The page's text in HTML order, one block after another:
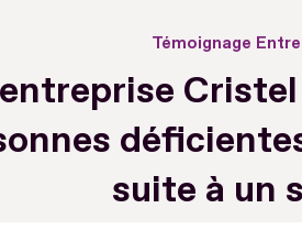
Témoignage
suite à un